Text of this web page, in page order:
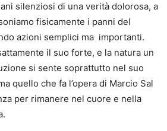
silenziosi di una verità dolorosa, a
fisicamente i panni del
azioni semplici ma importanti.
il suo forte, e la natura un
si sente soprattutto nel suo
quello che fa l’opera di Marcio Sal
per rimanere nel cuore e nella